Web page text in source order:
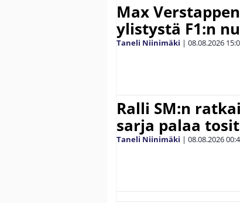
Max
ylistystä F1:n
Taneli Niinimäki | 08.08.2026
Ralli SM:n
sarja palaa
Taneli Niinimäki | 08.08.2026